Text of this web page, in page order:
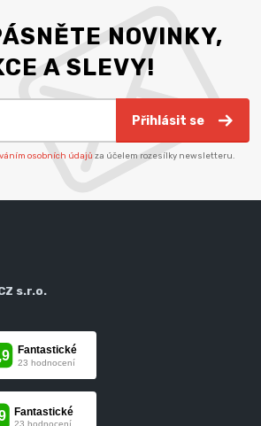
NOVINKY,
A SLEVY!
Přihlásit se
osobních údajů za účelem rozesílky newsletteru.
s.r.o.